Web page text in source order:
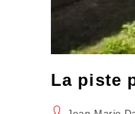
La piste